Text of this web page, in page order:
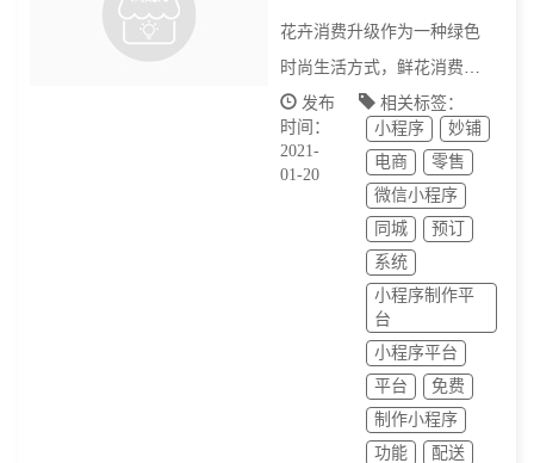
花卉消费升级作为一种绿色
时尚生活方式，鲜花消费正
在逐年升温。除了节日鲜花
消费，目前家庭鲜花消费市
场也在迅速成长，未来将成
为鲜花市场新的增长点。可
发布
时间：
2021-
01-20
相关标签：
小程序
妙铺
电商
零售
微信小程序
同城
预订
系统
小程序制作平
台
小程序平台
平台
免费
制作小程序
功能
配送